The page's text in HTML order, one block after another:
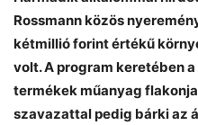
Rossmann közös
kétmillió forint értékű
volt. A program keretében
termékek műanyag
szavazattal pedig bárki az